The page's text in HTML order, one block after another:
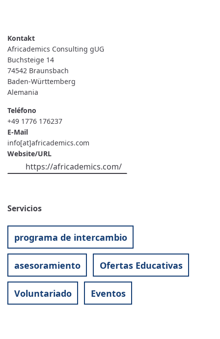
Africademics Consulting gUG
Buchsteige 14
74542 Braunsbach
Baden-Württemberg
Alemania
Teléfono
+49 1776 176237
E-Mail
info[at]africademics.com
Website/URL
https://africademics.com/
Servicios
programa de intercambio
asesoramiento Ofertas Educativas
Voluntariado Eventos